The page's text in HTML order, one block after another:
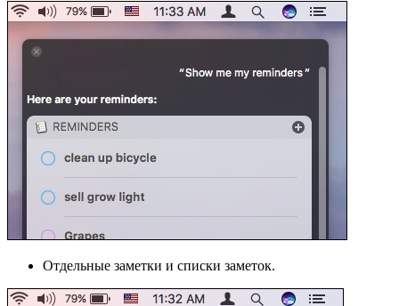
Отдельные заметки и списки заметок.